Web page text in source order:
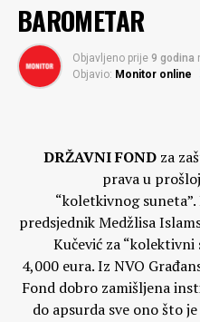
BAROMETAR
Objavljeno prije 9 godina
Objavio: Monitor online
DRŽAVNI FOND za
prava u
“koletkivnog
predsjednik Medžlisa
Kučević za
4,000 eura. Iz NVO
Fond dobro zamišljena
do apsurda sve ono što